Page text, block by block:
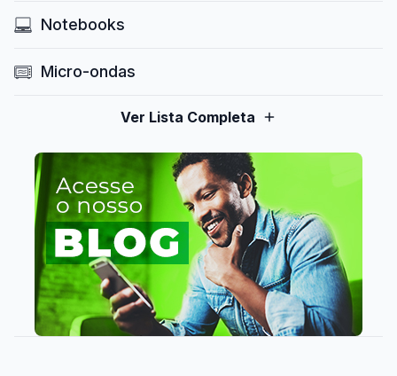
Notebooks
Micro-ondas
Ver Lista Completa